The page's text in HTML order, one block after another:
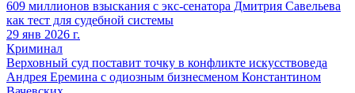
609 миллионов взыскания с экс-сенатора Дмитрия Савельева
как тест для судебной системы
29 янв 2026 г.
Криминал
Верховный суд поставит точку в конфликте искусствоведа
Андрея Еремина с одиозным бизнесменом Константином